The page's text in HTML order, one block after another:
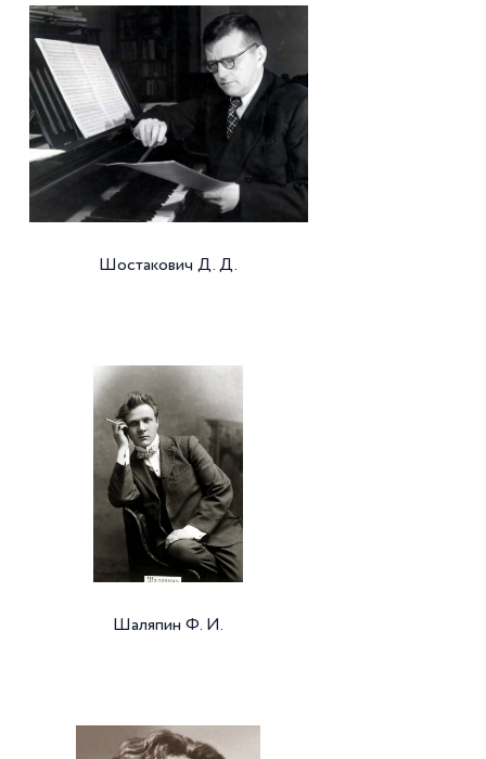
Шостакович Д. Д.
Шаляпин Ф. И.